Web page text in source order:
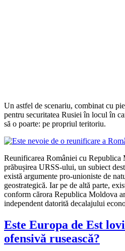
Un astfel de scenariu, combinat cu
pentru securitatea Rusiei în locul în
să o poarte: pe propriul teritoriu.
Reunificarea României cu Republica
prăbușirea URSS-ului, un subiect
există argumente pro-unioniste de
geostrategică. Iar pe de altă parte,
conform cărora Republica Moldova
independent datorită decalajului
Este Europa de Est
ofensivă rusească?